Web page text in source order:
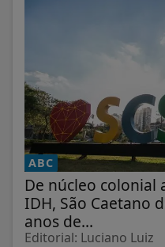
ABC
De núcleo colonial
IDH, São Caetano
anos de...
Editorial: Luciano Luiz